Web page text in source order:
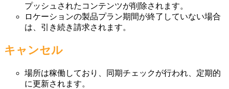
プッシュされたコンテンツが削除されます。
ロケーションの製品プラン期間が終了していない場合
は、引き続き請求されます。
キャンセル
場所は稼働しており、同期チェックが行われ、定期的
に更新されます。